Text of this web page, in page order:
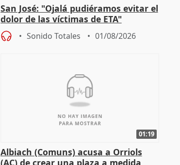
San José: "Ojalá pudiéramos evitar el
dolor de las víctimas de ETA"
Sonido Totales 01/08/2026
01:19
Albiach (Comuns) acusa a Orriols
(AC) de crear una plaza a medida